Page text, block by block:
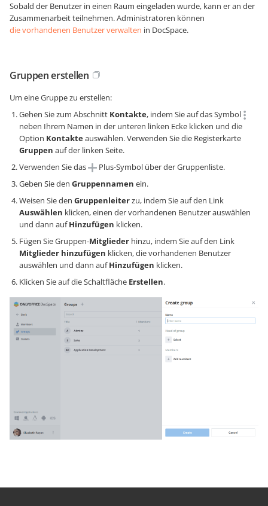
Sobald der Benutzer in einen Raum eingeladen wurde, kann er an der
Zusammenarbeit teilnehmen. Administratoren können
die vorhandenen Benutzer verwalten in DocSpace.
Gruppen erstellen
Um eine Gruppe zu erstellen:
Gehen Sie zum Abschnitt Kontakte, indem Sie auf das Symbol
neben Ihrem Namen in der unteren linken Ecke klicken und die
Option Kontakteauswählen. Verwenden Sie die Registerkarte
Gruppen auf der linken Seite.
Verwenden Sie das
Plus-Symbol über der Gruppenliste.
Geben Sie den Gruppennamen ein.
Weisen Sie den Gruppenleiterzu, indem Sie auf den Link
Auswählen klicken, einen der vorhandenen Benutzer auswählen
und dann aufHinzufügen klicken.
Fügen Sie Gruppen-Mitglieder hinzu, indem Sie auf den Link
Mitglieder hinzufügen klicken, die vorhandenen Benutzer
auswählen und dann aufHinzufügen klicken.
Klicken Sie auf die Schaltfläche Erstellen.